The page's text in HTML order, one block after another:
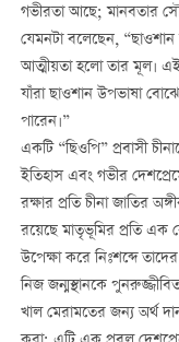
গভীরতা আছে; মানবতার
যেমনটা বলেছেন,
আত্মীয়তা হলো তার মূল।
যাঁরা ছাওশান উপভাষা
পারেন।”
একটি “ছিওপি” প্রবাসী
ইতিহাস এবং গভীর
রক্ষার প্রতি চীনা জাতির
রয়েছে মাতৃভূমির প্রতি এক
উপেক্ষা করে নিঃশব্দে
নিজ জন্মস্থানকে
খাল মেরামতের জন্য অর্থ